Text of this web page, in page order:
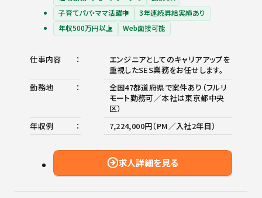
子育てパパ・ママ活躍中
3年連続昇給実績あり
年収500万円以上
Web面接可能
仕事内容
エンジニアとしてのキャリアアップを
重視したSES業務をお任せします。
勤務地
全国47都道府県で案件あり（フルリ
モート勤務可／本社は東京都中央
区）
年収例
7,224,000円（PM／入社2年目）
求人詳細を見る